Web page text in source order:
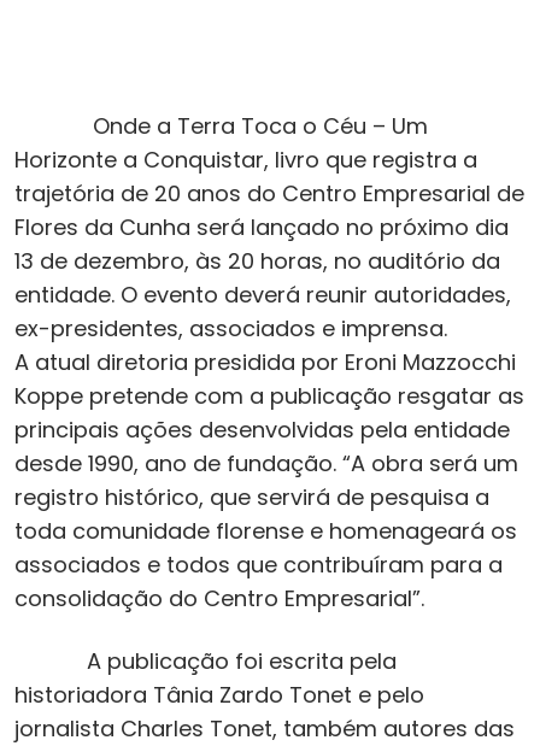
Onde a Terra Toca o Céu – Um
Horizonte a Conquistar, livro que registra a
trajetória de 20 anos do Centro Empresarial de
Flores da Cunha será lançado no próximo dia
13 de dezembro, às 20 horas, no auditório da
entidade. O evento deverá reunir autoridades,
ex-presidentes, associados e imprensa.
A atual diretoria presidida por Eroni Mazzocchi
Koppe pretende com a publicação resgatar as
principais ações desenvolvidas pela entidade
desde 1990, ano de fundação. “A obra será um
registro histórico, que servirá de pesquisa a
toda comunidade florense e homenageará os
associados e todos que contribuíram para a
consolidação do Centro Empresarial”.
A publicação foi escrita pela
historiadora Tânia Zardo Tonet e pelo
jornalista Charles Tonet, também autores das